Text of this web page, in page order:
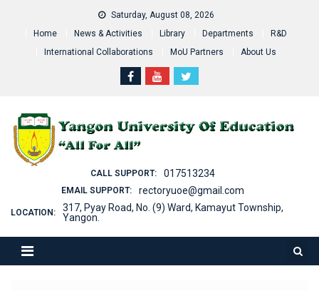
Saturday, August 08, 2026
Home
News & Activities Library Departments
R&D
International Collaborations
MoU Partners About Us
CALL SUPPORT: 017513234
EMAIL SUPPORT: rectoryuoe@gmail.com
LOCATION:
317, Pyay Road, No. (9) Ward, Kamayut Township,
Yangon.